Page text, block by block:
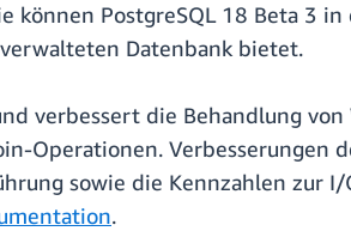
können PostgreSQL 18 Beta 3
Datenbank bietet.
verbessert die Behandlung von
Operationen. Verbesserungen
sowie die Kennzahlen zur I/
.